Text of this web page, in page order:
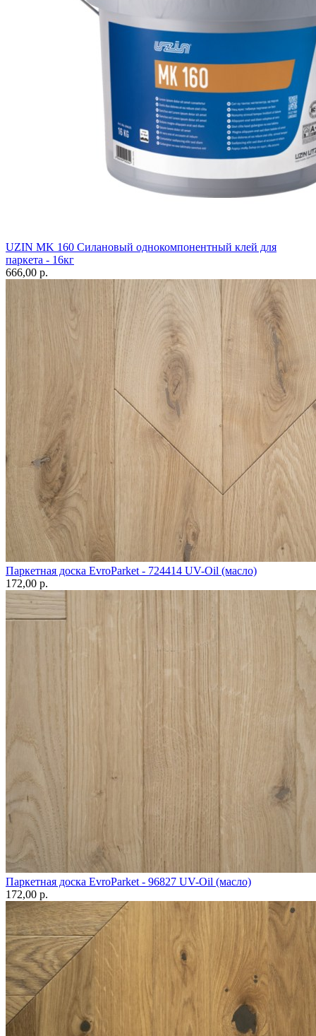
UZIN MK 160 Силановый однокомпонентный клей для
паркета - 16кг
666,00 p.
Паркетная доска EvroParket - 724414 UV-Oil (масло)
172,00 p.
Паркетная доска EvroParket - 96827 UV-Oil (масло)
172,00 p.